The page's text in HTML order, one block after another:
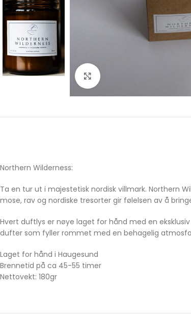
Northern Wilderness:
Ta en tur ut i majestetisk nordisk villmark. Northern
mose, rav og nordiske tresorter gir følelsen av å
Hvert duftlys er nøye laget for hånd med en
dufter som fyller rommet med en behagelig
Laget for hånd i Haugesund
Brennetid på ca 45-55 timer
Nettovekt: 180gr